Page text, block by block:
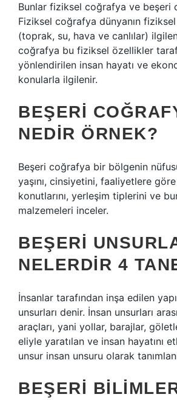
Bunlar fiziksel coğrafya ve beşeri
Fiziksel coğrafya dünyanın
(toprak, su, hava ve canlılar)
coğrafya bu fiziksel özellikler
yönlendirilen insan hayatı ve
konularla ilgilenir.
BEŞERI
NEDIR ÖRNEK?
Beşeri coğrafya bir bölgenin
yaşını, cinsiyetini, faaliyetlere göre
konutlarını, yerleşim tiplerini ve
malzemeleri inceler.
BEŞERI
NELERDIR 4
İnsanlar tarafından inşa edilen
unsurları denir. İnsan unsurları
araçları, yani yollar, barajlar,
eliyle yaratılan ve insan hayatını
unsur insan unsuru olarak
BEŞERI